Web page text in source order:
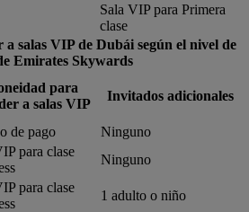
Sala VIP para Primera
clase
salas VIP de Dubái según el nivel de
Emirates Skywards
para
a salas VIP
Invitados adicionales
de pago
Ninguno
para clase
Ninguno
para clase
1 adulto o niño